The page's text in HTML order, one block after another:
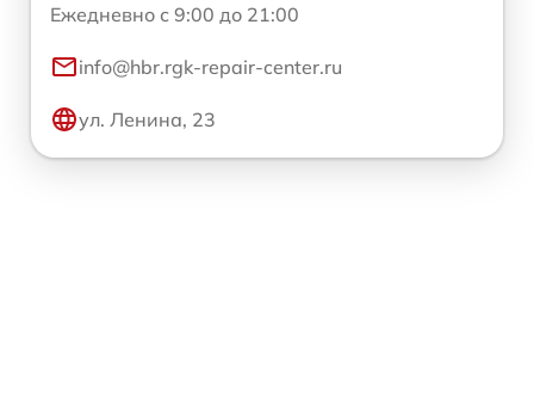
Ежедневно с 9:00 до 21:00
info@hbr.rgk-repair-center.ru
ул. Ленина, 23